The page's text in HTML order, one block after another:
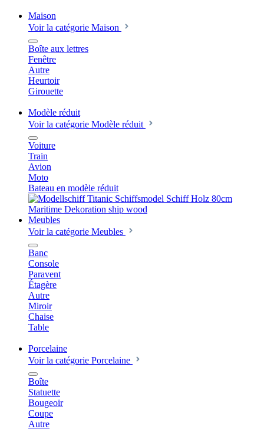
Maison
Voir la catégorie Maison
Boîte aux lettres
Fenêtre
Autre
Heurtoir
Girouette
Modèle réduit
Voir la catégorie Modèle réduit
Voiture
Train
Avion
Moto
Bateau en modèle réduit
Meubles
Voir la catégorie Meubles
Banc
Console
Paravent
Étagère
Autre
Miroir
Chaise
Table
Porcelaine
Voir la catégorie Porcelaine
Boîte
Statuette
Bougeoir
Coupe
Autre